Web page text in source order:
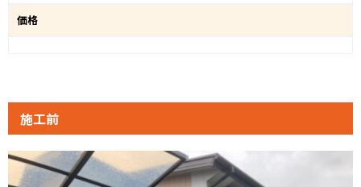
価格
施工前